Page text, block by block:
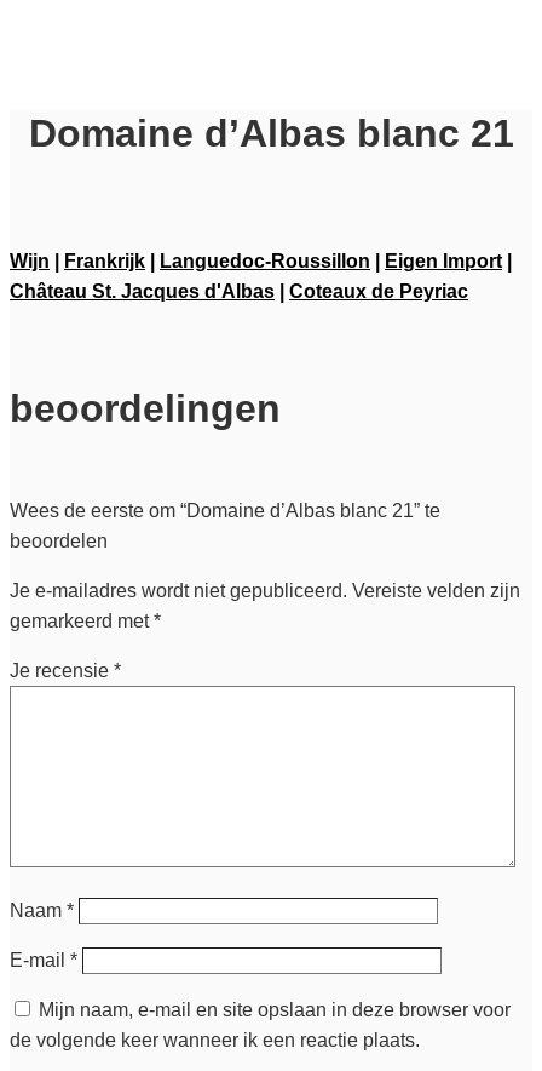
Domaine d’Albas blanc 21
Wijn Frankrijk Languedoc-Roussillon Eigen Import
Château St. Jacques d'Albas
Coteaux de Peyriac
beoordelingen
Wees de eerste om “Domaine d’Albas blanc 21” te
beoordelen
Je e-mailadres wordt niet gepubliceerd. Vereiste velden zijn
gemarkeerd met*
Je recensie *
Naam *
E-mail *
Mijn naam, e-mail en site opslaan in deze browser voor
de volgende keer wanneer ik een reactie plaats.